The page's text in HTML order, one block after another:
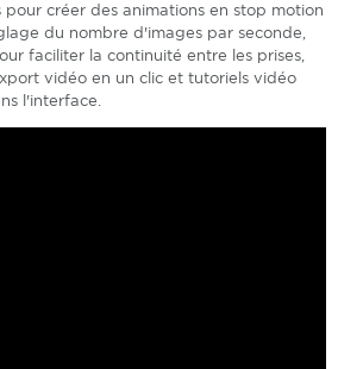
pour créer des animations en stop motion
du nombre d'images par seconde,
faciliter la continuité entre les prises,
vidéo en un clic et tutoriels vidéo
l'interface.